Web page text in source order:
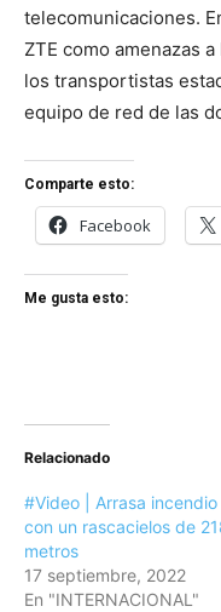
telecomunicaciones.
ZTE como amenazas
los transportistas
equipo de red de las
Comparte esto:
Facebook
Me gusta esto:
Relacionado
#Video | Arrasa incendio
con un rascacielos de
metros
17 septiembre, 2022
En "INTERNACIONAL"